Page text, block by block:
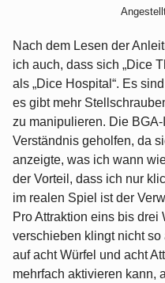
Nach dem Lesen der
ich auch, dass sich „Dice
als „Dice Hospital“. Es
es gibt mehr
zu manipulieren. Die
Verständnis geholfen, da
anzeigte, was ich wann
der Vorteil, dass ich nur
im realen Spiel ist der
Pro Attraktion eins bis drei
verschieben klingt nicht
auf acht Würfel und acht
mehrfach aktivieren kann,